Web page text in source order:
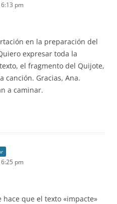
pm
en la preparación del
expresar toda la
el fragmento del Quijote,
canción. Gracias, Ana.
a caminar.
pm
que el texto «impacte»